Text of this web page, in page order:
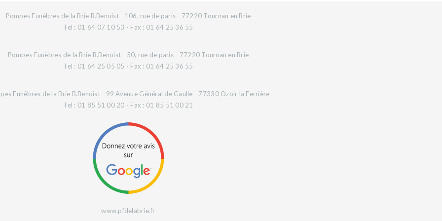
Pompes Funèbres de la Brie B.Benoist - 106, rue de paris - 77220 Tournan en Brie
Tel : 01 64 07 10 53 - Fax : 01 64 25 36 55
Pompes Funèbres de la Brie B.Benoist - 50, rue de paris - 77220 Tournan en Brie
Tel : 01 64 25 05 05 - Fax : 01 64 25 36 55
Funèbres de la Brie B.Benoist - 99 Avenue Général de Gaulle - 77330 Ozoir la Ferrière
Tel : 01 85 51 00 20 - Fax : 01 85 51 00 21
www.pfdelabrie.fr